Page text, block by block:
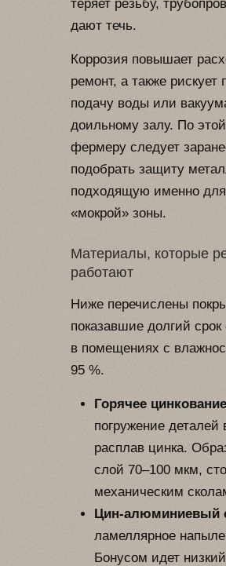
теряет резьбу,
дают течь.
Коррозия повышает
ремонт, а также рискует
подачу воды или
доильному залу. По
фермеру следует
подобрать защиту
подходящую именно для
«мокрой» зоны.
Материалы, которые
работают
Ниже перечислены
показавшие долгий
в помещениях с
95 %.
Горячее цинкование
погружение деталей
расплав цинка.
слой 70–100 мкм,
механическим
Цин-алюминиевый
ламеллярное
Бонусом идет низкий